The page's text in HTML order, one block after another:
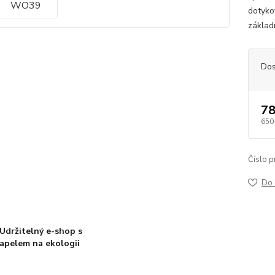
650
Číslo
Do
e-shop s
na ekologii